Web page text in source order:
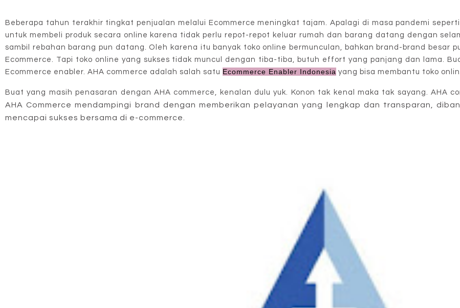
Beberapa tahun terakhir tingkat penjualan melalui Ecommerce meningkat tajam. Apalagi di masa pandemi
untuk membeli produk secara online karena tidak perlu repot-repot keluar rumah dan barang datang dengan
sambil rebahan barang pun datang. Oleh karena itu banyak toko online bermunculan, bahkan brand-brand besar
Ecommerce. Tapi toko online yang sukses tidak muncul dengan tiba-tiba, butuh effort yang panjang dan lama.
Ecommerce enabler. AHA commerce adalah salah satu Ecommerce Enabler Indonesia yang bisa membantu toko
Buat yang masih penasaran dengan AHA commerce, kenalan dulu yuk. Konon tak kenal maka tak sayang. AHA
AHA Commerce mendampingi brand dengan memberikan pelayanan yang lengkap dan transparan,
mencapai sukses bersama di e-commerce.